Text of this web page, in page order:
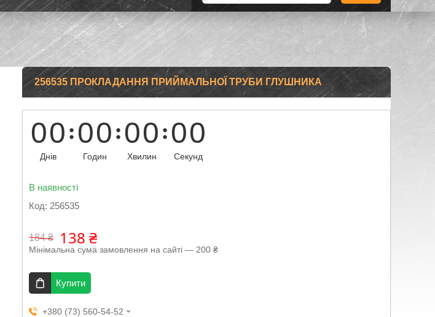
256535 ПРОКЛАДАННЯ ПРИЙМАЛЬНОЇ ТРУБИ ГЛУШНИКА
00
Днів
00
Годин
00
Хвилин
00
Секунд
В наявності
Код: 256535
184 ₴ 138 ₴
Мінімальна сума замовлення на сайті — 200 ₴
Купити
+380 (73) 560-54-52